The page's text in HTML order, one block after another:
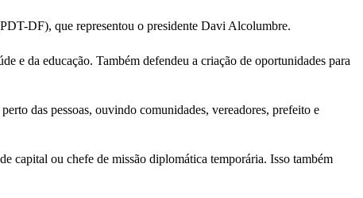
DF), que representou o presidente Davi Alcolumbre.
e da educação. Também defendeu a criação de oportunidades para
das pessoas, ouvindo comunidades, vereadores, prefeito e
capital ou chefe de missão diplomática temporária. Isso também